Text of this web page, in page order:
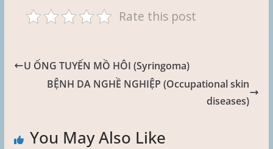
Rate this post
U ỐNG TUYẾN MỒ HÔI (Syringoma)
BỆNH DA NGHỀ NGHIỆP (Occupational skin
diseases)
You May Also Like